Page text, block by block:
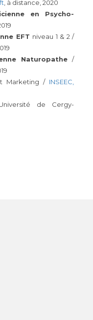
, à distance, 2020
en Psycho-
EFT niveau 1 & 2 /
Naturopathe/
Marketing / INSEEC,
de Cergy-